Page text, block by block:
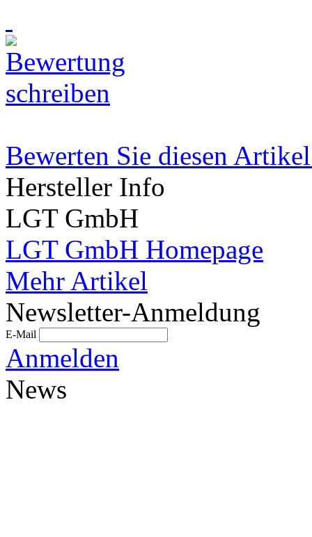
Bewerten Sie diesen
Hersteller Info
LGT GmbH
LGT GmbH Homepage
Mehr Artikel
Newsletter-Anmeldung
E-Mail
Anmelden
News